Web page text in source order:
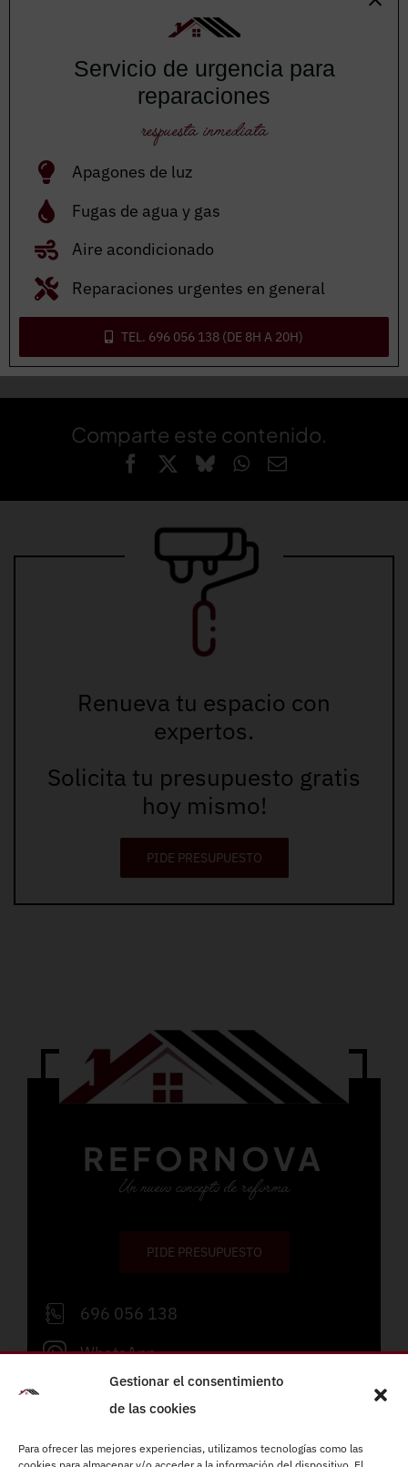
Gestionar el consentimiento
de las cookies
Para ofrecer las mejores experiencias, utilizamos tecnologías como las
Renueva tu espacio con
expertos.
Solicita tu presupuesto gratis
hoy mismo!
PIDE PRESUPUESTO
reforma, aunque no sea tarea sencilla
Refornova contamos con profesionales de todas
las ramas para poder aportarte las soluciones
que necesitas en cada caso.
Somos una empresa de reformas profesional
que opera en la ciudad de Barcelona y
alrededores
de cualquier tipo, ponte en contacto con
nosotros.
Comparte este contenido.
REFORNOVA
Un nuevo concepto de reforma
PIDE PRESUPUESTO
696 056 138
WhatsApp
info@refornova.com
Servicio de urgencia para
reparaciones
respuesta inmediata
Apagones de luz
Fugas de agua y gas
Aire acondicionado
Reparaciones urgentes en general
TEL. 696 056 138 (DE 8H A 20H)